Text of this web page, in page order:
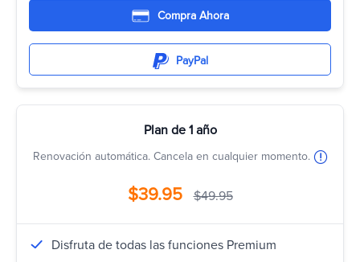
Compra Ahora
PayPal
Plan de 1 año
Renovación automática. Cancela en cualquier momento.
$39.95 $49.95
Disfruta de todas las funciones Premium